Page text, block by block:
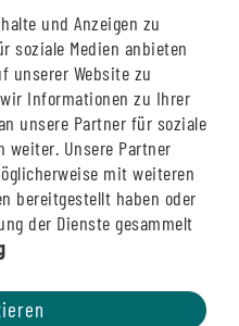
und Anzeigen zu
soziale Medien anbieten
unserer Website zu
Informationen zu Ihrer
unsere Partner für soziale
weiter. Unsere Partner
mit weiteren
bereitgestellt haben oder
der Dienste gesammelt